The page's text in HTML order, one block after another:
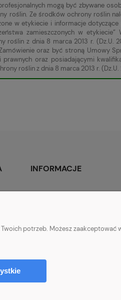
mogą być zbywane
roślin. Ze środków ochrony roślin
w etykiecie i informacje
zamieszczonych w
z dnia 8 marca 2013 r. (Dz.U.
oraz być stroną Umowy
oraz posiadającymi
roślin z dnia 8 marca 2013 r.
INFORMACJE
sklep@dam-sad.pl Tel: 518 419
potrzeb. Możesz